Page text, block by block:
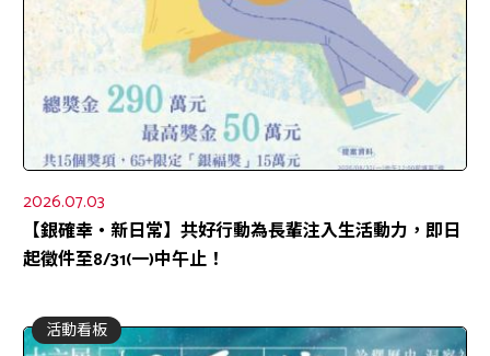
2026.07.03
【銀確幸‧新日常】共好行動為長輩注入生活動力，即日
起徵件至8/31(一)中午止！
活動看板